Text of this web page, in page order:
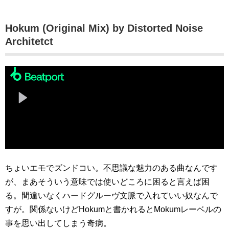
Hokum (Original Mix) by Distorted Noise
Architetct
ちょいエモでズンドコい。不思議な魅力のある曲なんです
が、まあそういう意味では使いどころに困ると言えば困
る。間違いなくハードグルーヴ文脈で入れていい奴なんで
すが。関係ないけどHokumと書かれるとMokumレーベルの
事を思い出してしまう奇病。